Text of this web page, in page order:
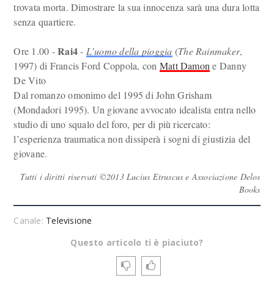
trovata morta. Dimostrare la sua innocenza sarà una dura lotta
senza quartiere.
Ore 1.00 -Rai4- L’uomo della pioggia (The Rainmaker,
1997) di Francis Ford Coppola, con Matt Damon e Danny
De Vito
Dal romanzo omonimo del 1995 di John Grisham
(Mondadori 1995). Un giovane avvocato idealista entra nello
studio di uno squalo del foro, per di più ricercato:
l’esperienza traumatica non dissiperà i sogni di giustizia del
giovane.
Tutti i diritti riservati ©2013 Lucius Etruscus e Associazione Delos
Books
Canale: Televisione
Questo articolo ti è piaciuto?